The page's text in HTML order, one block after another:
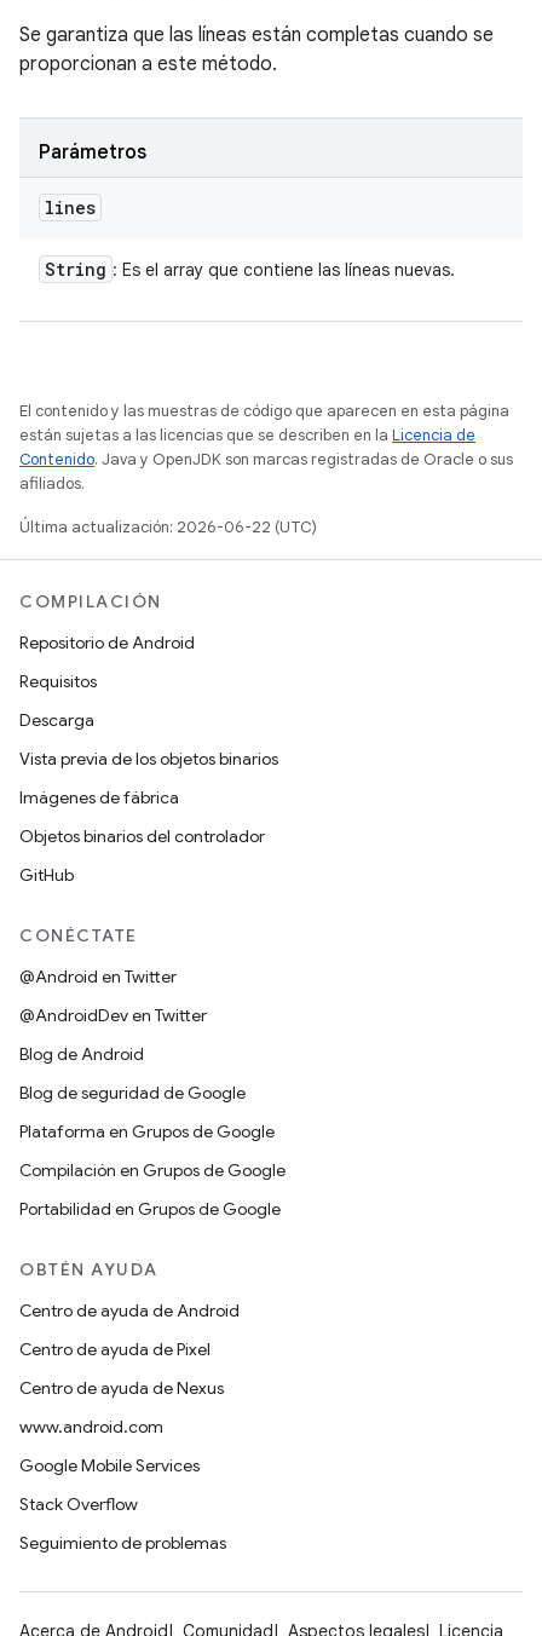
Se garantiza que las líneas están completas cuando se
proporcionan a este método.
Parámetros
lines
String : Es el array que contiene las líneas nuevas.
El contenido y las muestras de código que aparecen en esta página
están sujetas a las licencias que se describen en la Licencia de
Contenido. Java y OpenJDK son marcas registradas de Oracle o sus
afiliados.
Última actualización: 2026-06-22 (UTC)
COMPILACIÓN
Repositorio de Android
Requisitos
Descarga
Vista previa de los objetos binarios
Imágenes de fábrica
Objetos binarios del controlador
GitHub
CONÉCTATE
@Android en Twitter
@AndroidDev en Twitter
Blog de Android
Blog de seguridad de Google
Plataforma en Grupos de Google
Compilación en Grupos de Google
Portabilidad en Grupos de Google
OBTÉN AYUDA
Centro de ayuda de Android
Centro de ayuda de Pixel
Centro de ayuda de Nexus
www.android.com
Google Mobile Services
Stack Overflow
Seguimiento de problemas
Acerca de Android Comunidad Aspectos legales Licencia